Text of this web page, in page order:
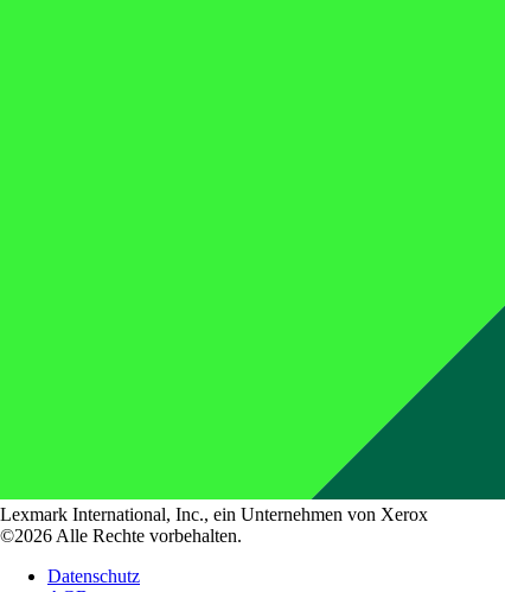
Lexmark International, Inc., ein Unternehmen von Xerox
©2026 Alle Rechte vorbehalten.
Datenschutz